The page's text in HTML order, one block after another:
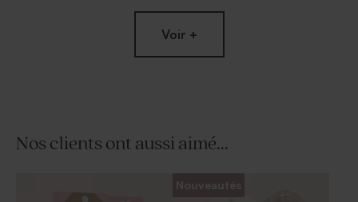
Voir +
Nos clients ont aussi aimé...
Nouveautés